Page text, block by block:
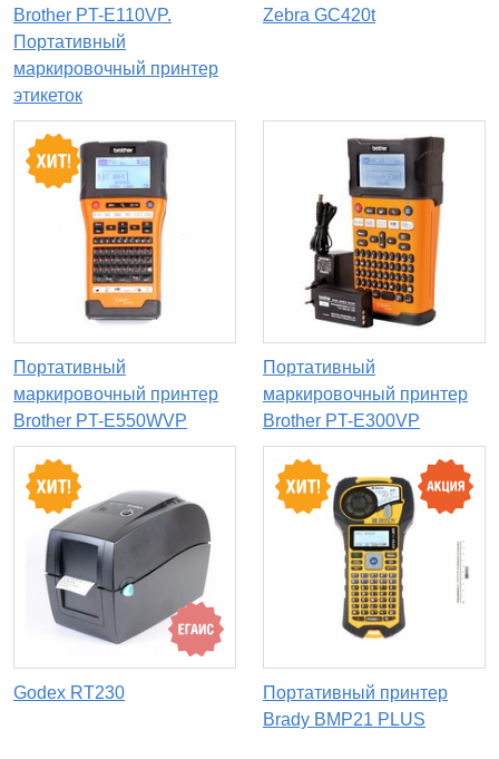
Brother PT-E110VP.
Портативный
маркировочный принтер
этикеток
Zebra GC420t
Портативный
маркировочный принтер
Brother PT-E550WVP
Портативный
маркировочный принтер
Brother PT-E300VP
Godex RT230
Портативный принтер
Brady BMP21 PLUS